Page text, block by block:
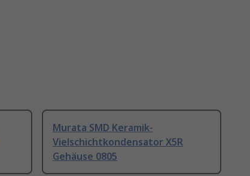
Murata SMD Keramik-
Vielschichtkondensator X5R
Gehäuse 0805